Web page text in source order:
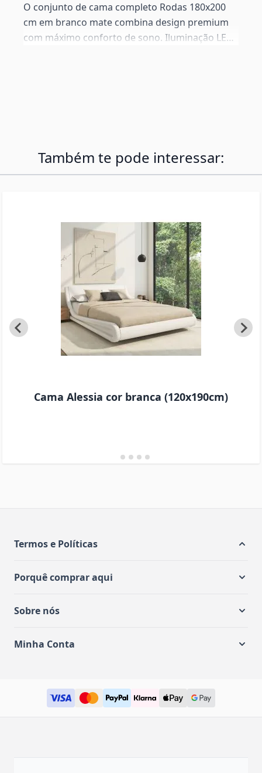
O conjunto de cama completo Rodas 180x200
cm em branco mate combina design premium
com máximo conforto de sono. Iluminação LED
Também te pode interessar:
Cama Alessia cor branca (120x190cm)
Termos e Políticas
Porquê comprar aqui
Sobre nós
Minha Conta